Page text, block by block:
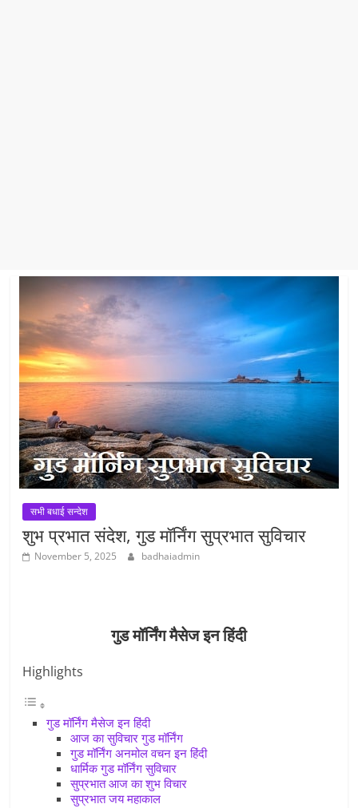
सभी बधाई सन्देश
शुभ प्रभात संदेश, गुड मॉर्निंग सुप्रभात सुविचार
November 5, 2025 badhaiadmin
गुड मॉर्निंग मैसेज इन हिंदी
Highlights
गुड मॉर्निंग मैसेज इन हिंदी
आज का सुविचार गुड मॉर्निंग
गुड मॉर्निंग अनमोल वचन इन हिंदी
धार्मिक गुड मॉर्निंग सुविचार
सुप्रभात आज का शुभ विचार
सुप्रभात जय महाकाल